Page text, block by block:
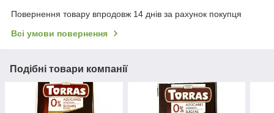
Повернення товару впродовж 14 днів за рахунок покупця
Всі умови повернення
Подібні товари компанії